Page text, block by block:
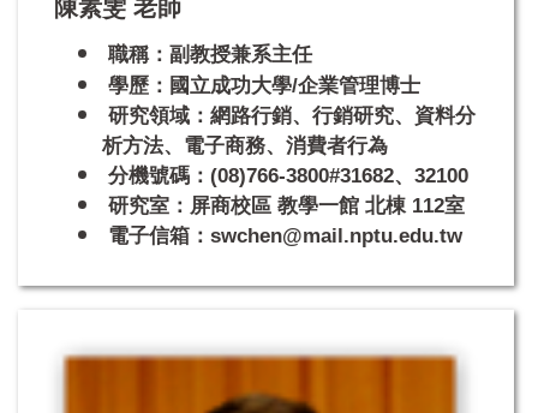
陳素雯 老師
職稱：副教授兼系主任
學歷：國立成功大學/企業管理博士
研究領域：網路行銷、行銷研究、資料分
析方法、電子商務、消費者行為
分機號碼：(08)766-3800#31682、32100
研究室：屏商校區 教學一館 北棟 112室
電子信箱：swchen@mail.nptu.edu.tw